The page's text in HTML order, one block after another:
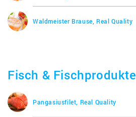
Waldmeister Brause, Real Quality
Fisch & Fischprodukte
Pangasiusfilet, Real Quality